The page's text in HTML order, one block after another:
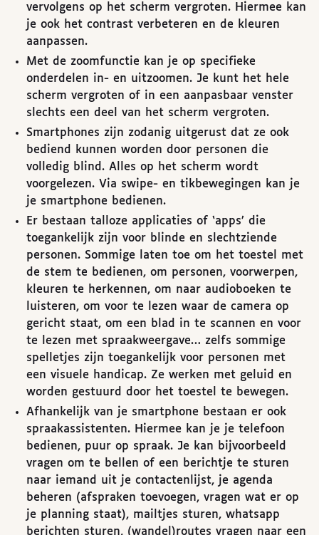
vervolgens op het scherm vergroten. Hiermee kan
je ook het contrast verbeteren en de kleuren
aanpassen.
Met de zoomfunctie kan je op specifieke
onderdelen in- en uitzoomen. Je kunt het hele
scherm vergroten of in een aanpasbaar venster
slechts een deel van het scherm vergroten.
Smartphones zijn zodanig uitgerust dat ze ook
bediend kunnen worden door personen die
volledig blind. Alles op het scherm wordt
voorgelezen. Via swipe- en tikbewegingen kan je
je smartphone bedienen.
Er bestaan talloze applicaties of ‘apps’ die
toegankelijk zijn voor blinde en slechtziende
personen. Sommige laten toe om het toestel met
de stem te bedienen, om personen, voorwerpen,
kleuren te herkennen, om naar audioboeken te
luisteren, om voor te lezen waar de camera op
gericht staat, om een blad in te scannen en voor
te lezen met spraakweergave… zelfs sommige
spelletjes zijn toegankelijk voor personen met
een visuele handicap. Ze werken met geluid en
worden gestuurd door het toestel te bewegen.
Afhankelijk van je smartphone bestaan er ook
spraakassistenten. Hiermee kan je je telefoon
bedienen, puur op spraak. Je kan bijvoorbeeld
vragen om te bellen of een berichtje te sturen
naar iemand uit je contactenlijst, je agenda
beheren (afspraken toevoegen, vragen wat er op
je planning staat), mailtjes sturen, whatsapp
berichten sturen, (wandel)routes vragen naar een